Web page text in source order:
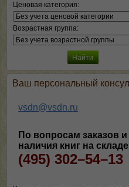
Ценовая категория:
Возрастная группа:
Ваш персональный
vsdn@vsdn.ru
По вопросам заказов и
наличия книг на складе
(495) 302–54–13